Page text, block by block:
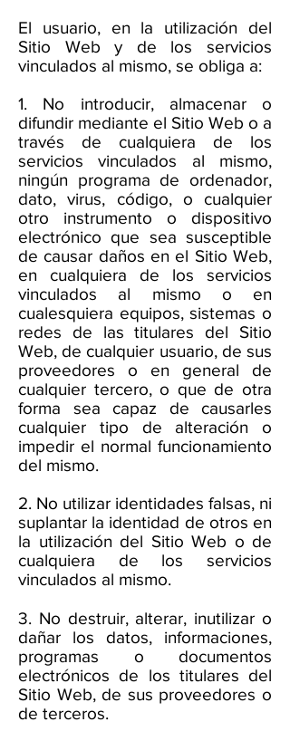
El usuario, en la utilización del
Sitio Web y de los servicios
vinculados al mismo, se obliga a:
1. No introducir, almacenar o
difundir mediante el Sitio Web o a
través de cualquiera de los
servicios vinculados al mismo,
ningún programa de ordenador,
dato, virus, código, o cualquier
otro instrumento o dispositivo
electrónico que sea susceptible
de causar daños en el Sitio Web,
en cualquiera de los servicios
vinculados al mismo o en
cualesquiera equipos, sistemas o
redes de las titulares del Sitio
Web, de cualquier usuario, de sus
proveedores o en general de
cualquier tercero, o que de otra
forma sea capaz de causarles
cualquier tipo de alteración o
impedir el normal funcionamiento
del mismo.
2. No utilizar identidades falsas, ni
suplantar la identidad de otros en
la utilización del Sitio Web o de
cualquiera de los servicios
vinculados al mismo.
3. No destruir, alterar, inutilizar o
dañar los datos, informaciones,
programas o documentos
electrónicos de los titulares del
Sitio Web, de sus proveedores o
de terceros.